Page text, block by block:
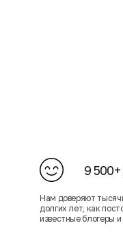
9
Нам доверяют
долгих лет, как
известные блогеры